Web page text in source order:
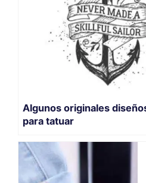
Algunos originales
para tatuar